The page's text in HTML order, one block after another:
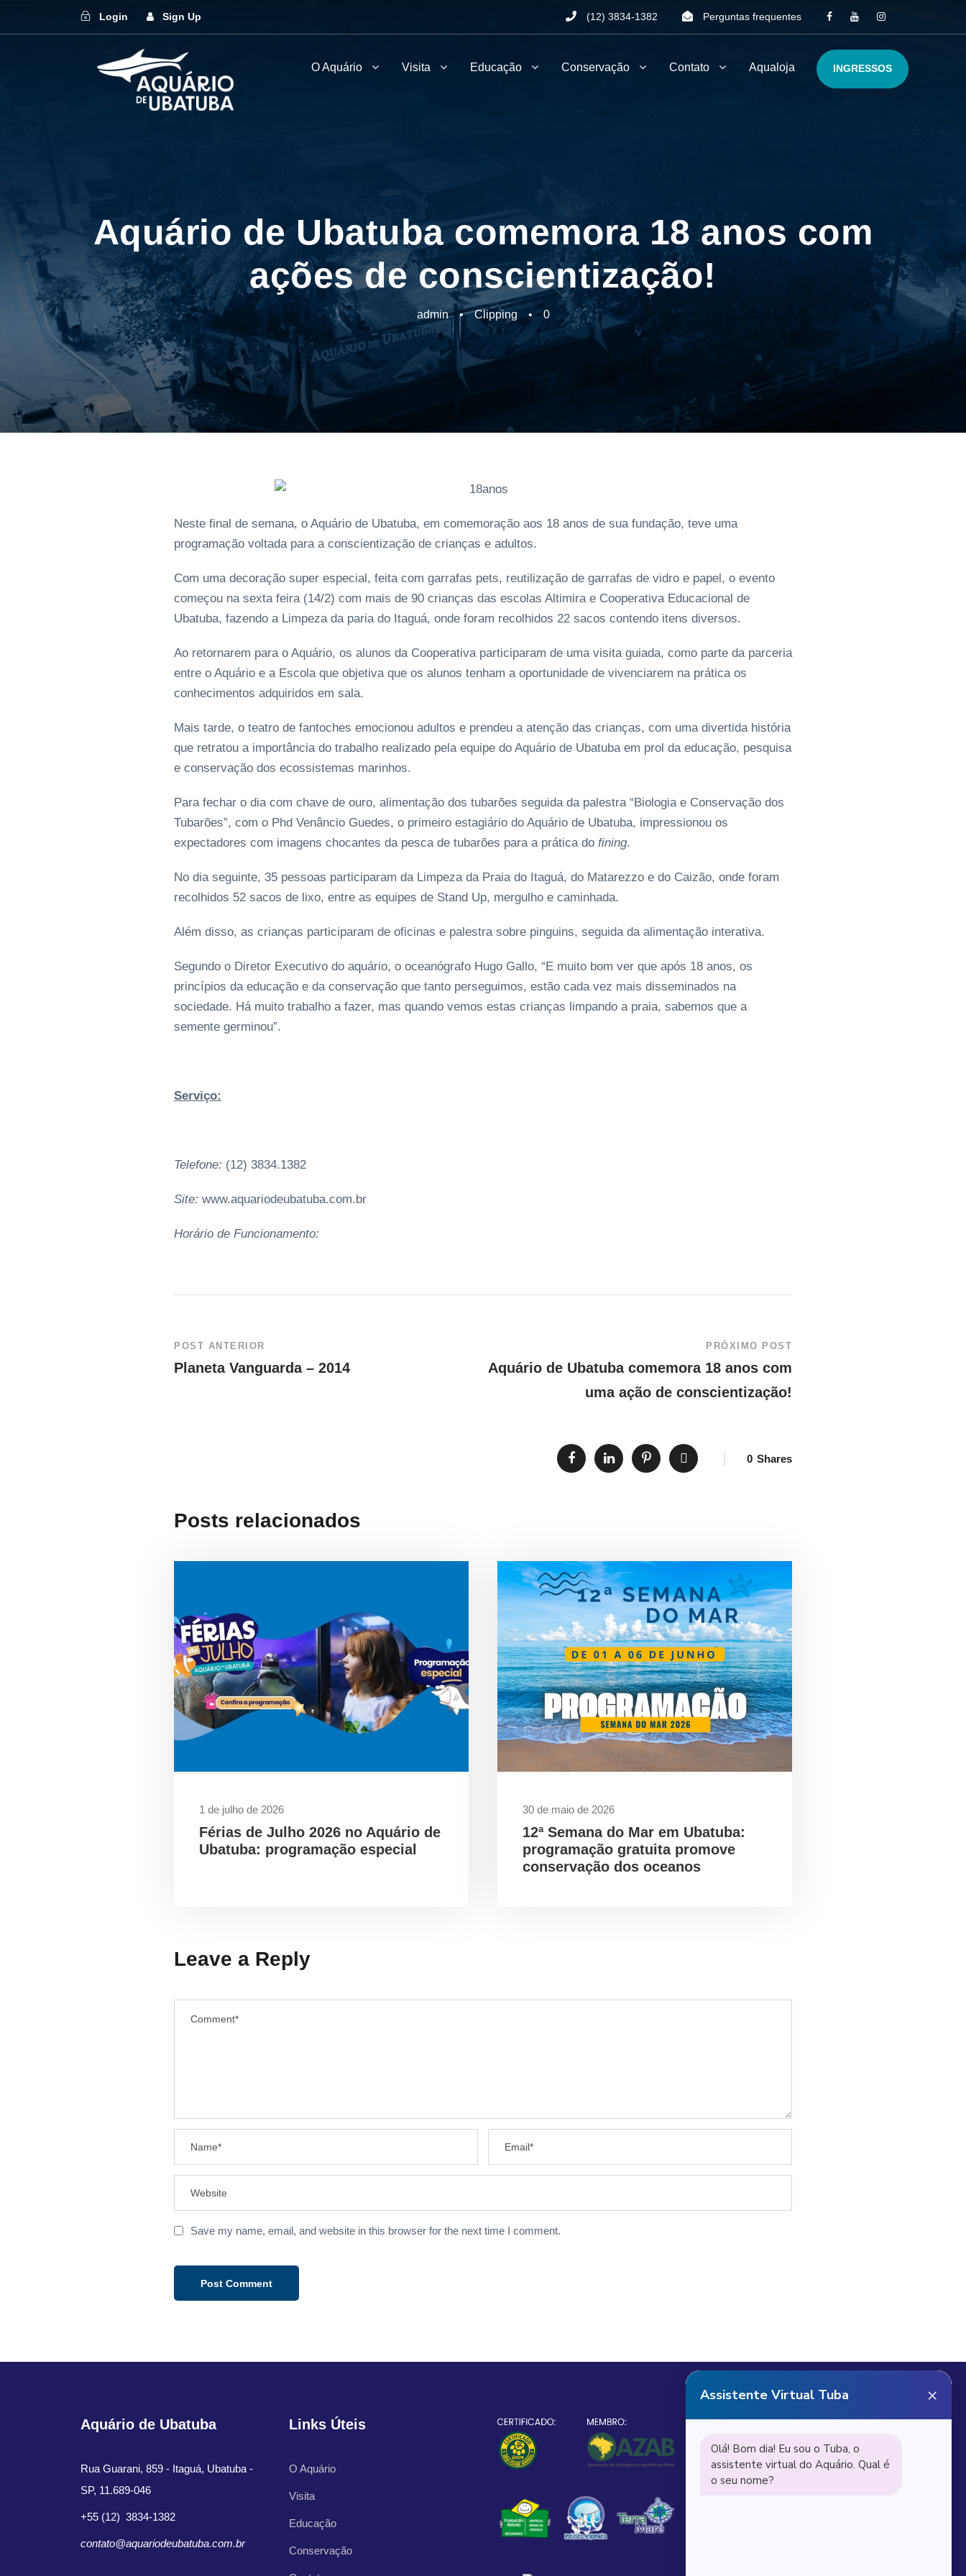
Login Sign Up (12) 3834-1382 Perguntas frequentes
O Aquário Visita Educação Conservação Contato Aqualoja INGRESSOS
Aquário de Ubatuba comemora 18 anos com
ações de conscientização!
admin • Clipping • 0
Neste final de semana, o Aquário de Ubatuba, em comemoração aos 18 anos de sua fundação, teve uma
programação voltada para a conscientização de crianças e adultos.
Com uma decoração super especial, feita com garrafas pets, reutilização de garrafas de vidro e papel, o evento
começou na sexta feira (14/2) com mais de 90 crianças das escolas Altimira e Cooperativa Educacional de
Ubatuba, fazendo a Limpeza da paria do Itaguá, onde foram recolhidos 22 sacos contendo itens diversos.
Ao retornarem para o Aquário, os alunos da Cooperativa participaram de uma visita guiada, como parte da parceria
entre o Aquário e a Escola que objetiva que os alunos tenham a oportunidade de vivenciarem na prática os
conhecimentos adquiridos em sala.
Mais tarde, o teatro de fantoches emocionou adultos e prendeu a atenção das crianças, com uma divertida história
que retratou a importância do trabalho realizado pela equipe do Aquário de Ubatuba em prol da educação, pesquisa
e conservação dos ecossistemas marinhos.
Para fechar o dia com chave de ouro, alimentação dos tubarões seguida da palestra “Biologia e Conservação dos
Tubarões”, com o Phd Venâncio Guedes, o primeiro estagiário do Aquário de Ubatuba, impressionou os
expectadores com imagens chocantes da pesca de tubarões para a prática do fining.
No dia seguinte, 35 pessoas participaram da Limpeza da Praia do Itaguá, do Matarezzo e do Caizão, onde foram
recolhidos 52 sacos de lixo, entre as equipes de Stand Up, mergulho e caminhada.
Além disso, as crianças participaram de oficinas e palestra sobre pinguins, seguida da alimentação interativa.
Segundo o Diretor Executivo do aquário, o oceanógrafo Hugo Gallo, “E muito bom ver que após 18 anos, os
princípios da educação e da conservação que tanto perseguimos, estão cada vez mais disseminados na
sociedade. Há muito trabalho a fazer, mas quando vemos estas crianças limpando a praia, sabemos que a
semente germinou”.
Serviço:
Telefone: (12) 3834.1382
Site: www.aquariodeubatuba.com.br
Horário de Funcionamento:
POST ANTERIOR
Planeta Vanguarda – 2014
PRÓXIMO POST
Aquário de Ubatuba comemora 18 anos com
uma ação de conscientização!
0 Shares
Posts relacionados
1 de julho de 2026
Férias de Julho 2026 no Aquário de
Ubatuba: programação especial
30 de maio de 2026
12ª Semana do Mar em Ubatuba:
programação gratuita promove
conservação dos oceanos
Leave a Reply
Save my name, email, and website in this browser for the next time I comment.
Aquário de Ubatuba
Rua Guarani, 859 - Itaguá, Ubatuba -
SP, 11.689-046
+55 (12) 3834-1382
contato@aquariodeubatuba.com.br
Links Úteis
O Aquário
Visita
Educação
Conservação
Receba notícias do
Aquário